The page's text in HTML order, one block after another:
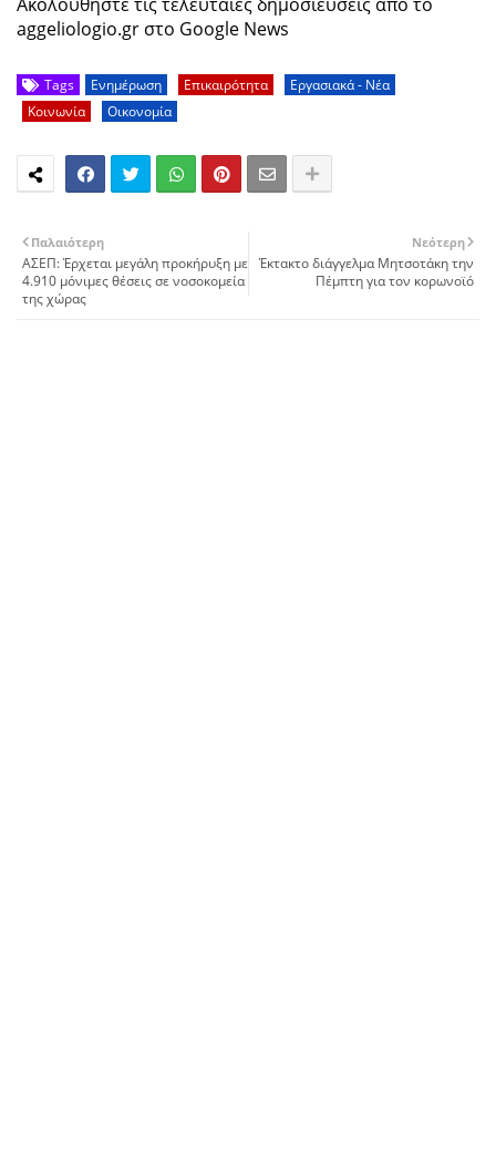
aggeliologio.gr στο Google News
Tags Ενημέρωση Επικαιρότητα
Εργασιακά - Νέα
Κοινωνία
Οικονομία
Νεότερη
Έκτακτο διάγγελμα Μητσοτάκη την
Πέμπτη για τον κορωνοϊό
Παλαιότερη
ΑΣΕΠ: Έρχεται μεγάλη προκήρυξη με
4.910 μόνιμες θέσεις σε νοσοκομεία
της χώρας